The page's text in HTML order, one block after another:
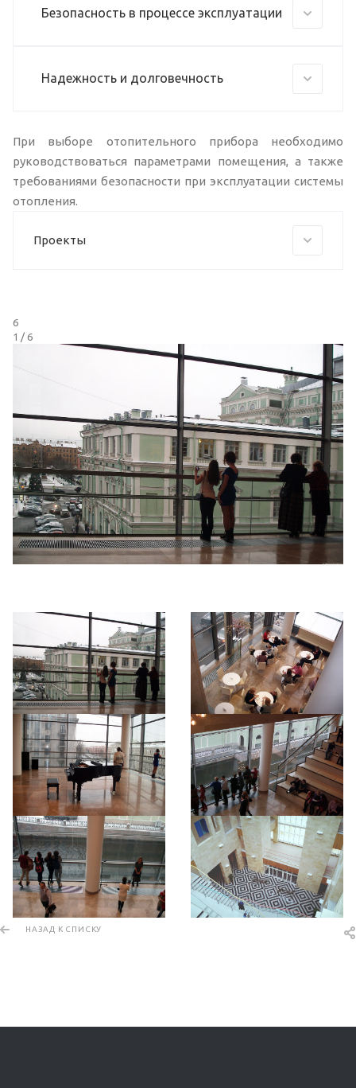
Безопасность в процессе эксплуатации
Надежность и долговечность
При выборе отопительного прибора необходимо
руководствоваться параметрами помещения, а также
требованиями безопасности при эксплуатации системы
отопления.
Проекты
6
1 / 6
НАЗАД К СПИСКУ